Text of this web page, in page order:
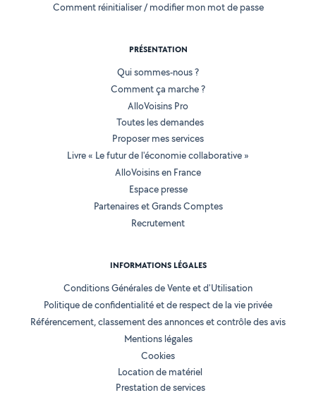
Comment réinitialiser / modifier mon mot de passe
PRÉSENTATION
Qui sommes-nous ?
Comment ça marche ?
AlloVoisins Pro
Toutes les demandes
Proposer mes services
Livre « Le futur de l'économie collaborative »
AlloVoisins en France
Espace presse
Partenaires et Grands Comptes
Recrutement
INFORMATIONS LÉGALES
Conditions Générales de Vente et d'Utilisation
Politique de confidentialité et de respect de la vie privée
Référencement, classement des annonces et contrôle des avis
Mentions légales
Cookies
Location de matériel
Prestation de services